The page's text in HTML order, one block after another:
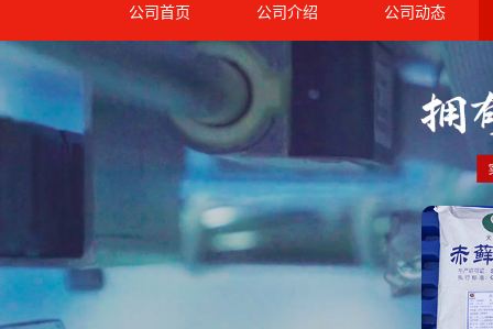
公司首页 公司介绍 公司动态